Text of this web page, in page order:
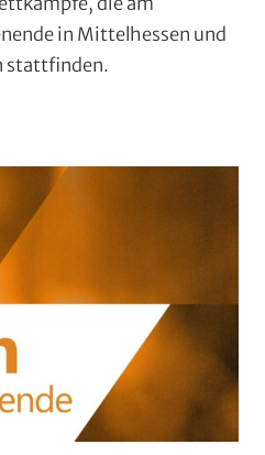
in Mittelhessen und
stattfinden.